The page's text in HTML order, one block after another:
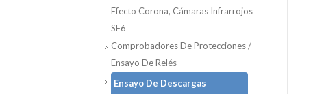
Efecto Corona, Cámaras Infrarrojos
SF6
Comprobadores De Protecciones /
Ensayo De Relés
Ensayo De Descargas